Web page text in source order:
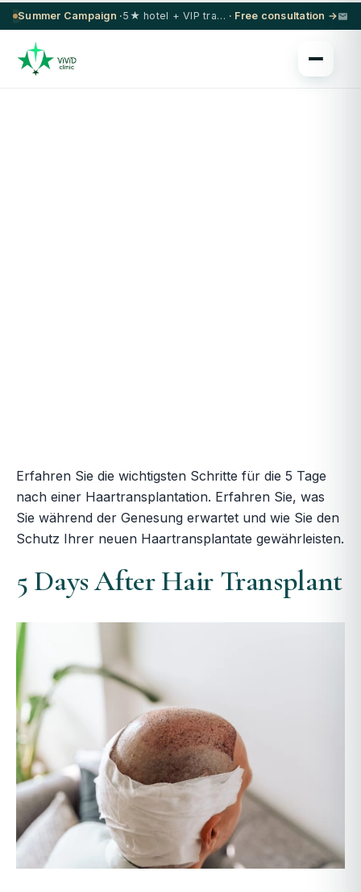
Summer Campaign · 5★ hotel + VIP transfer on select procedures · Free consultation →
Erfahren Sie die wichtigsten Schritte für die 5 Tage
nach einer Haartransplantation. Erfahren Sie, was
Sie während der Genesung erwartet und wie Sie den
Schutz Ihrer neuen Haartransplantate gewährleisten.
5 Days After Hair Transplant